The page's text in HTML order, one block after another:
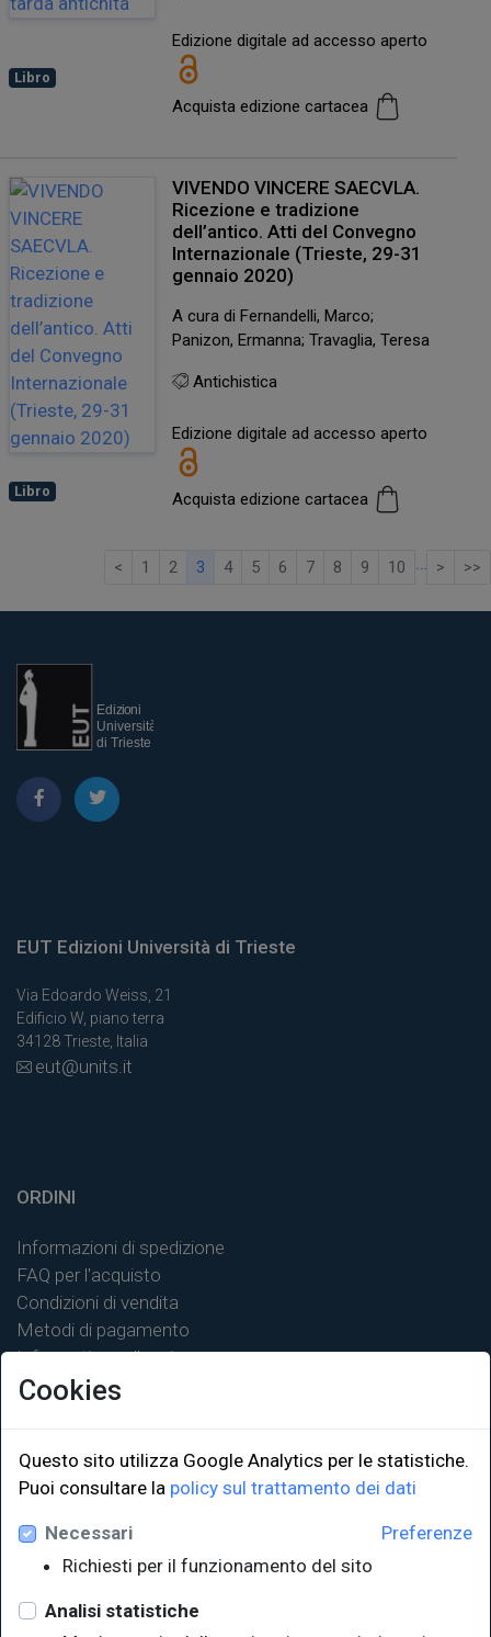
Libro
Edizione digitale ad accesso aperto
Acquista edizione cartacea
Libro
VIVENDO VINCERE SAECVLA.
Ricezione e tradizione
dell’antico. Atti del Convegno
Internazionale (Trieste, 29-31
gennaio 2020)
A cura di Fernandelli, Marco;
Panizon, Ermanna; Travaglia, Teresa
Antichistica
Edizione digitale ad accesso aperto
Acquista edizione cartacea
< 1 2 3 4 5 6 7 8 9 10 … > >>
EUT Edizioni Università di Trieste
Via Edoardo Weiss, 21
Edificio W, piano terra
34128 Trieste, Italia
eut@units.it
ORDINI
Informazioni di spedizione
FAQ per l'acquisto
Condizioni di vendita
Metodi di pagamento
Informativa sulla privacy
LINK ISTITUZIONALI
Università degli Studi di Trieste
Sistema Bibliotecario di Ateneo
EUT in cifre
Cookies
Questo sito utilizza Google Analytics per le statistiche.
Puoi consultare la policy sul trattamento dei dati
Preferenze
Necessari
Richiesti per il funzionamento del sito
Analisi statistiche